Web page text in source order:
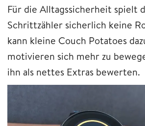
Für die Alltagssicherheit spielt
Schrittzähler sicherlich keine
kann kleine Couch Potatoes
motivieren sich mehr zu
ihn als nettes Extras bewerten.